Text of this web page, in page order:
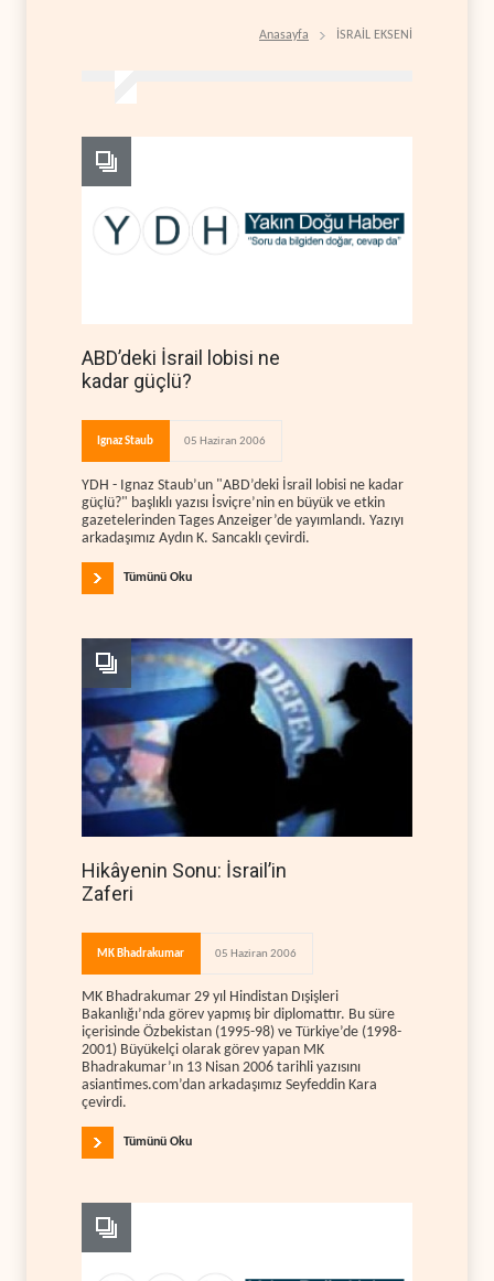
Anasayfa İSRAİL EKSENİ
ABD’deki İsrail lobisi ne
kadar güçlü?
Ignaz Staub 05 Haziran 2006
YDH - Ignaz Staub’un "ABD’deki İsrail lobisi ne kadar
güçlü?" başlıklı yazısı İsviçre’nin en büyük ve etkin
gazetelerinden Tages Anzeiger’de yayımlandı. Yazıyı
arkadaşımız Aydın K. Sancaklı çevirdi.
Tümünü Oku
Hikâyenin Sonu: İsrail’in
Zaferi
MK Bhadrakumar 05 Haziran 2006
MK Bhadrakumar 29 yıl Hindistan Dışişleri
Bakanlığı’nda görev yapmış bir diplomattır. Bu süre
içerisinde Özbekistan (1995-98) ve Türkiye’de (1998-
2001) Büyükelçi olarak görev yapan MK
Bhadrakumar’ın 13 Nisan 2006 tarihli yazısını
asiantimes.com’dan arkadaşımız Seyfeddin Kara
çevirdi.
Tümünü Oku